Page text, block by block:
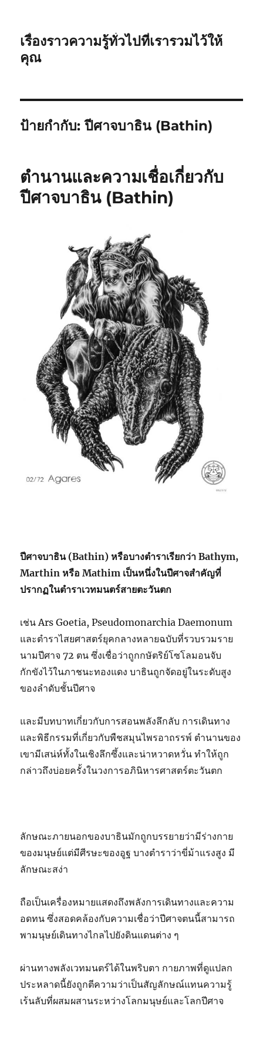
เรื่องราวความรู้ทั่วไปที่เรารวมไว้ให้
คุณ
ป้ายกำกับ:ปีศาจบาธิน (Bathin)
ตำนานและความเชื่อเกี่ยวกับ
ปีศาจบาธิน (Bathin)
ปีศาจบาธิน (Bathin) หรือบางตำราเรียกว่า Bathym,
Marthin หรือ Mathim เป็นหนึ่งในปีศาจสำคัญที่
ปรากฏในตำราเวทมนตร์สายตะวันตก
เช่นArs Goetia, Pseudomonarchia Daemonum
และตำราไสยศาสตร์ยุคกลางหลายฉบับที่รวบรวมราย
นามปีศาจ 72 ตน ซึ่งเชื่อว่าถูกกษัตริย์โซโลมอนจับ
กักขังไว้ในภาชนะทองแดง บาธินถูกจัดอยู่ในระดับสูง
ของลำดับชั้นปีศาจ
และมีบทบาทเกี่ยวกับการสอนพลังลึกลับ การเดินทาง
และพิธีกรรมที่เกี่ยวกับพืชสมุนไพรอาถรรพ์ ตำนานของ
เขามีเสน่ห์ทั้งในเชิงลึกซึ้งและน่าหวาดหวั่น ทำให้ถูก
กล่าวถึงบ่อยครั้งในวงการอภินิหารศาสตร์ตะวันตก
ลักษณะภายนอกของบาธินมักถูกบรรยายว่ามีร่างกาย
ของมนุษย์แต่มีศีรษะของอูฐ บางตำราว่าขี่ม้าแรงสูง มี
ลักษณะสง่า
ถือเป็นเครื่องหมายแสดงถึงพลังการเดินทางและความ
อดทน ซึ่งสอดคล้องกับความเชื่อว่าปีศาจตนนี้สามารถ
พามนุษย์เดินทางไกลไปยังดินแดนต่าง ๆ
ผ่านทางพลังเวทมนตร์ได้ในพริบตา กายภาพที่ดูแปลก
ประหลาดนี้ยังถูกตีความว่าเป็นสัญลักษณ์แทนความรู้
เร้นลับที่ผสมผสานระหว่างโลกมนุษย์และโลกปีศาจ